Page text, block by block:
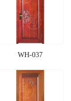
WH-037